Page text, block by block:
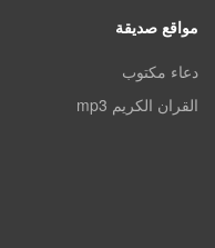
مواقع صديقة
دعاء مكتوب
القران الكريم mp3